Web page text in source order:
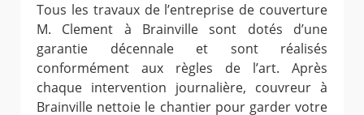
Tous les travaux de l’entreprise de couverture
M. Clement à Brainville sont dotés d’une
garantie décennale et sont réalisés
conformément aux règles de l’art. Après
chaque intervention journalière, couvreur à
Brainville nettoie le chantier pour garder votre